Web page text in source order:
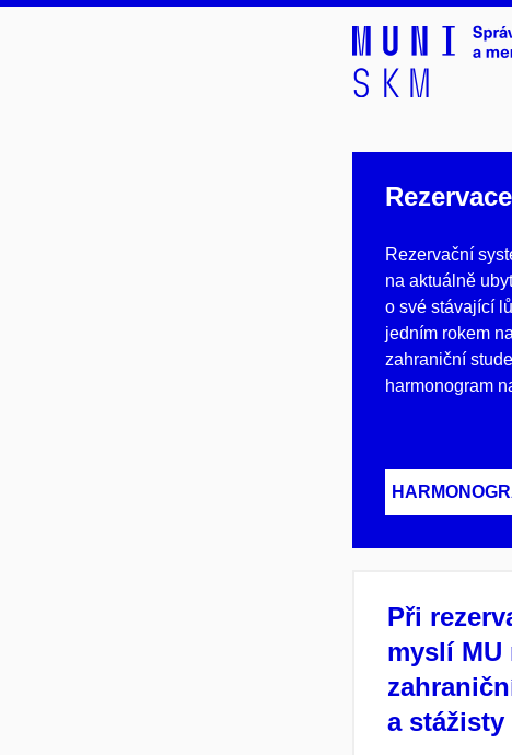
Rezervační
na aktuálně
o své stávající
jedním rokem
zahraniční
harmonogram
Při
myslí MU
a stážisty